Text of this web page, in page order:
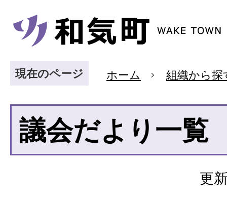
現在のページ ホーム 組織から探
議会だより一覧
更